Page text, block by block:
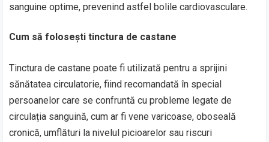
sanguine optime, prevenind astfel bolile cardiovasculare.
Cum să folosești tinctura de castane
Tinctura de castane poate fi utilizată pentru a sprijini
sănătatea circulatorie, fiind recomandată în special
persoanelor care se confruntă cu probleme legate de
circulația sanguină, cum ar fi vene varicoase, oboseală
cronică, umflături la nivelul picioarelor sau riscuri